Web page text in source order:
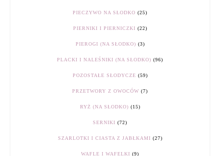
PIECZYWO NA SŁODKO (25)
PIERNIKI I PIERNICZKI (22)
PIEROGI (NA SŁODKO) (3)
PLACKI I NALEŚNIKI (NA SŁODKO) (96)
POZOSTAŁE SŁODYCZE (59)
PRZETWORY Z OWOCÓW (7)
RYŻ (NA SŁODKO) (15)
SERNIKI (72)
SZARLOTKI I CIASTA Z JABŁKAMI (27)
WAFLE I WAFELKI (9)